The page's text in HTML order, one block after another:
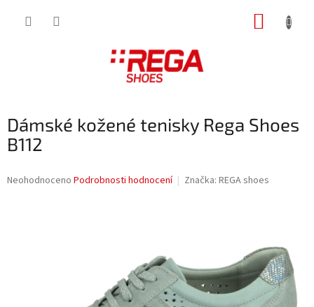
Dámské kožené tenisky Rega Shoes
B112
Průměrné
Neohodnoceno Podrobnosti hodnocení Značka: REGA shoes